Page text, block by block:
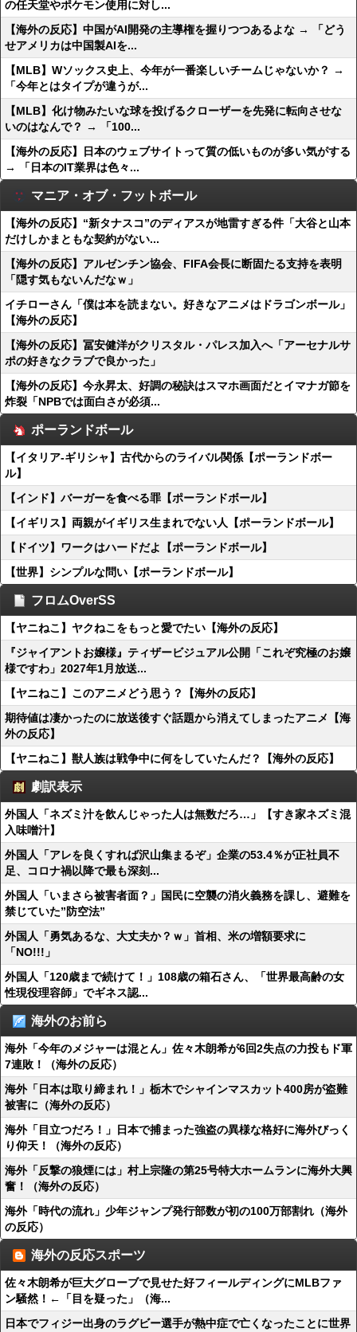
の任天堂やポケモン使用に対し...
【海外の反応】中国がAI開発の主導権を握りつつあるよな → 「どう
せアメリカは中国製AIを...
【MLB】Wソックス史上、今年が一番楽しいチームじゃないか？ →
「今年とはタイプが違うが...
【MLB】化け物みたいな球を投げるクローザーを先発に転向させな
いのはなんで？ → 「100...
【海外の反応】日本のウェブサイトって質の低いものが多い気がする
→ 「日本のIT業界は色々...
マニア・オブ・フットボール
【海外の反応】“新タナスコ”のディアスが地雷すぎる件「大谷と山本
だけしかまともな契約がない...
【海外の反応】アルゼンチン協会、FIFA会長に断固たる支持を表明
「隠す気もないんだなｗ」
イチローさん「僕は本を読まない。好きなアニメはドラゴンボール」
【海外の反応】
【海外の反応】冨安健洋がクリスタル・パレス加入へ「アーセナルサ
ポの好きなクラブで良かった」
【海外の反応】今永昇太、好調の秘訣はスマホ画面だとイマナガ節を
炸裂「NPBでは面白さが必須...
ポーランドボール
【イタリア-ギリシャ】古代からのライバル関係【ポーランドボー
ル】
【インド】バーガーを食べる罪【ポーランドボール】
【イギリス】両親がイギリス生まれでない人【ポーランドボール】
【ドイツ】ワークはハードだよ【ポーランドボール】
【世界】シンプルな問い【ポーランドボール】
フロムOverSS
【ヤニねこ】ヤクねこをもっと愛でたい【海外の反応】
『ジャイアントお嬢様』ティザービジュアル公開「これぞ究極のお嬢
様ですわ」2027年1月放送...
【ヤニねこ】このアニメどう思う？【海外の反応】
期待値は凄かったのに放送後すぐ話題から消えてしまったアニメ【海
外の反応】
【ヤニねこ】獣人族は戦争中に何をしていたんだ？【海外の反応】
劇訳表示
外国人「ネズミ汁を飲んじゃった人は無数だろ…」【すき家ネズミ混
入味噌汁】
外国人「アレを良くすれば沢山集まるぞ」企業の53.4％が正社員不
足、コロナ禍以降で最も深刻...
外国人「いまさら被害者面？」国民に空襲の消火義務を課し、避難を
禁じていた”防空法”
外国人「勇気あるな、大丈夫か？ｗ」首相、米の増額要求に
「NO!!!」
外国人「120歳まで続けて！」108歳の箱石さん、「世界最高齢の女
性現役理容師」でギネス認...
海外のお前ら
海外「今年のメジャーは混とん」佐々木朗希が6回2失点の力投もド軍
7連敗！（海外の反応）
海外「日本は取り締まれ！」栃木でシャインマスカット400房が盗難
被害に（海外の反応）
海外「目立つだろ！」日本で捕まった強盗の異様な格好に海外びっく
り仰天！（海外の反応）
海外「反撃の狼煙には」村上宗隆の第25号特大ホームランに海外大興
奮！（海外の反応）
海外「時代の流れ」少年ジャンプ発行部数が初の100万部割れ（海外
の反応）
海外の反応スポーツ
佐々木朗希が巨大グローブで見せた好フィールディングにMLBファ
ン騒然！←「目を疑った」（海...
日本でフィジー出身のラグビー選手が熱中症で亡くなったことに世界